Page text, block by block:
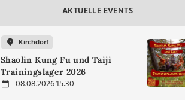
AKTUELLE EVENTS
Kirchdorf
Shaolin Kung Fu und Taiji
Trainingslager 2026
08.08.2026 15:30